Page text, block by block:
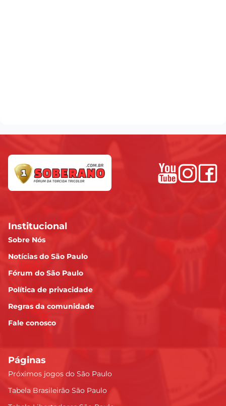
Institucional
Sobre Nós
Notícias do São Paulo
Fórum do São Paulo
Política de privacidade
Regras da comunidade
Fale conosco
Páginas
Próximos jogos do São Paulo
Tabela Brasileirão São Paulo